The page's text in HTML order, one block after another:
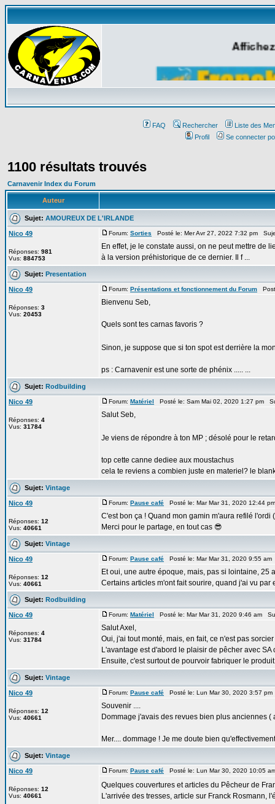
FAQ Rechercher
Liste des
Profil
Se connecter
1100 résultats trouvés
Carnavenir Index du Forum
Auteur
Sujet: AMOUREUX DE L'IRLANDE
Nico 49
Réponses: 981
Vus: 884753
Forum: Sorties Posté le: Mer Avr 27, 2022 7:32 pm
En effet, je le constate aussi, on ne peut mettre de
à la version préhistorique de ce dernier. Il f ...
Sujet: Presentation
Nico 49
Réponses: 3
Vus: 20453
Forum: Présentations et fonctionnement du Forum
Bienvenu Seb,
Quels sont tes carnas favoris ?
Sinon, je suppose que si ton spot est derrière la
ps : Carnavenir est une sorte de phénix ..... ...
Sujet: Rodbuilding
Nico 49
Réponses: 4
Vus: 31784
Forum: Matériel Posté le: Sam Mai 02, 2020 1:27 pm
Salut Seb,
Je viens de répondre à ton MP ; désolé pour le
top cette canne dediee aux moustachus
cela te reviens a combien juste en materiel? le
Sujet: Vintage
Nico 49
Réponses: 12
Vus: 40661
Forum: Pause café Posté le: Mar Mar 31, 2020 12:44
C'est bon ça ! Quand mon gamin m'aura refilé
Merci pour le partage, en tout cas 😎
Sujet: Vintage
Nico 49
Réponses: 12
Vus: 40661
Forum: Pause café Posté le: Mar Mar 31, 2020 9:55
Et oui, une autre époque, mais, pas si lointaine, 25
Certains articles m'ont fait sourire, quand j'ai vu
Sujet: Rodbuilding
Nico 49
Réponses: 4
Vus: 31784
Forum: Matériel Posté le: Mar Mar 31, 2020 9:46 am
Salut Axel,
Oui, j'ai tout monté, mais, en fait, ce n'est pas sorcier
L'avantage est d'abord le plaisir de pêcher avec SA
Ensuite, c'est surtout de pourvoir fabriquer le
Sujet: Vintage
Nico 49
Réponses: 12
Vus: 40661
Forum: Pause café Posté le: Lun Mar 30, 2020 3:57
Souvenir ....
Dommage j'avais des revues bien plus anciennes
Mer.... dommage ! Je me doute bien
Sujet: Vintage
Nico 49
Réponses: 12
Vus: 40661
Forum: Pause café Posté le: Lun Mar 30, 2020 10:05
Quelques couvertures et articles du Pêcheur de
L'arrivée des tresses, article sur Franck Rosmann,